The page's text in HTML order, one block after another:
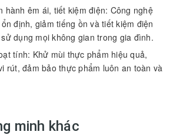
hành êm ái, tiết kiệm điện: Công nghệ
định, giảm tiếng ồn và tiết kiệm điện
dụng mọi không gian trong gia đình.
tính: Khử mùi thực phẩm hiệu quả,
rút, đảm bảo thực phẩm luôn an toàn và
minh khác